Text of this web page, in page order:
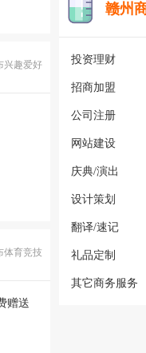
兴趣爱好
体育竞技
赠送
赣州
投资理财
招商加盟
公司注册
网站建设
庆典/演出
设计策划
翻译/速记
礼品定制
其它商务服务